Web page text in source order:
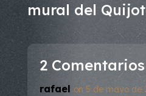
mural del
2 Comentarios
rafael on 5 de mayo de